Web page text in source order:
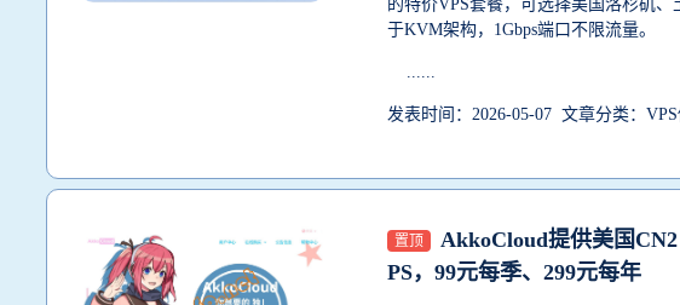
的特价VPS套餐，可选择美国洛杉矶
于KVM架构，1Gbps端口不限流量。
......
发表时间：2026-05-07 文章分类：
置顶
AkkoCloud提供美国
PS，99元每季、299元每年